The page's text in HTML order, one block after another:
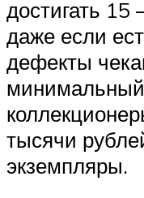
достигать
даже если
дефекты
минимальный
тысячи
экземпляры.